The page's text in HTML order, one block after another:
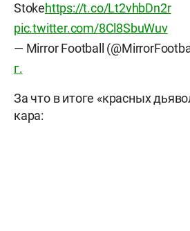
Stokehttps://t.co/Lt2vhbDn2r
pic.twitter.com/8Cl8SbuWuv
— Mirror Football
г.
За что в итоге «красных
кара: